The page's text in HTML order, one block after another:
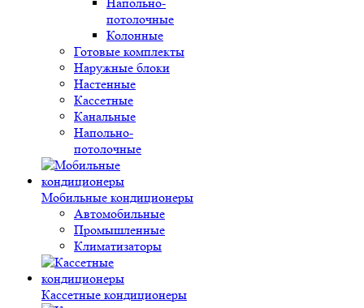
потолочные
Колонные
Готовые комплекты
Наружные блоки
Настенные
Кассетные
Канальные
Напольно-
потолочные
Мобильные кондиционеры
Автомобильные
Промышленные
Климатизаторы
Кассетные кондиционеры